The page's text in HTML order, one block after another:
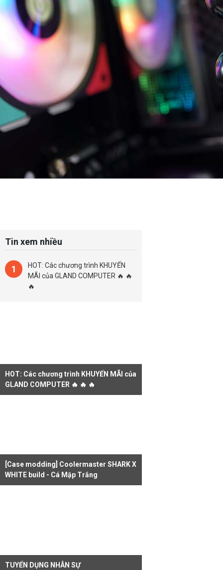
Tin xem nhiều
1
HOT: Các chương trình KHUYẾN
MÃI của GLAND COMPUTER 🔥 🔥
🔥
HOT: Các chương trình KHUYẾN MÃI của
GLAND COMPUTER 🔥 🔥 🔥
[Case modding] Coolermaster SHARK X
WHITE build - Cá Mập Trắng
TUYỂN DỤNG NHÂN SỰ